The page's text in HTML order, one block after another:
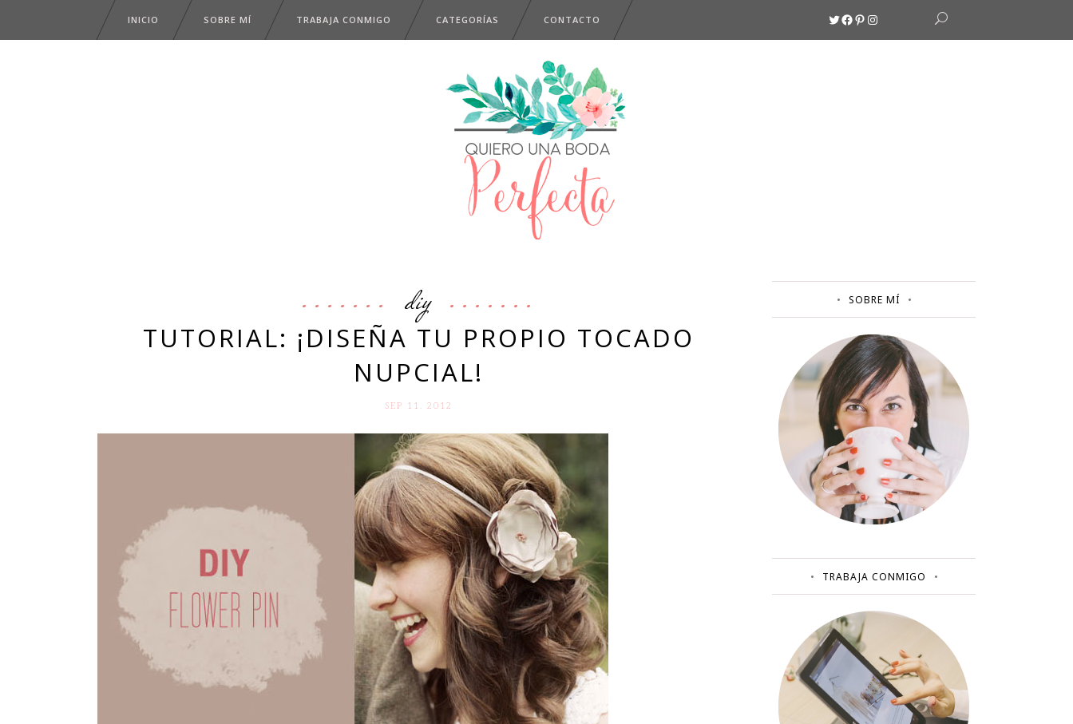
INICIO SOBRE MÍ TRABAJA CONMIGO CATEGORÍAS CONTACTO Twitter
Facebook
Pinterest
Instagram
diy
TUTORIAL: ¡DISEÑA TU PROPIO TOCADO
NUPCIAL!
SEP 11. 2012
SOBRE MÍ
TRABAJA CONMIGO